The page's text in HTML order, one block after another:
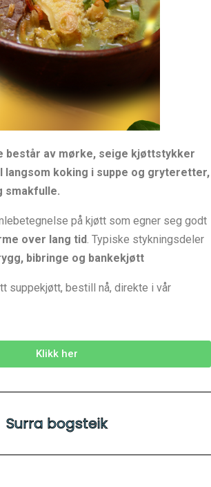
består av mørke, seige kjøttstykker
langsom koking i suppe og gryteretter,
smakfulle.
på kjøtt som egner seg godt
over lang tid. Typiske stykningsdeler
bibringe og bankekjøtt
suppekjøtt, bestill nå, direkte i vår
Klikk her
Surra bogsteik